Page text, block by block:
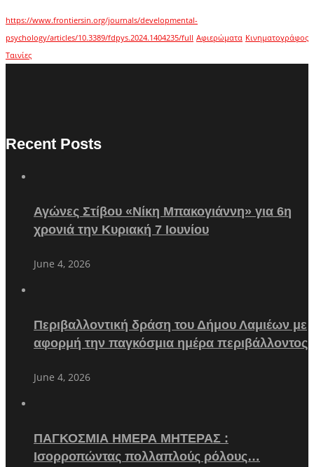
https://www.frontiersin.org/journals/developmental-
psychology/articles/10.3389/fdpys.2024.1404235/full Αφιερώματα Κινηματογράφος
Ταινίες
Recent Posts
Αγώνες Στίβου «Νίκη Μπακογιάννη» για 6η
χρονιά την Κυριακή 7 Ιουνίου
June 4, 2026
Περιβαλλοντική δράση του Δήμου Λαμιέων με
αφορμή την παγκόσμια ημέρα περιβάλλοντος
June 4, 2026
ΠΑΓΚΟΣΜΙΑ ΗΜΕΡΑ ΜΗΤΕΡΑΣ :
Ισορροπώντας πολλαπλούς ρόλους…